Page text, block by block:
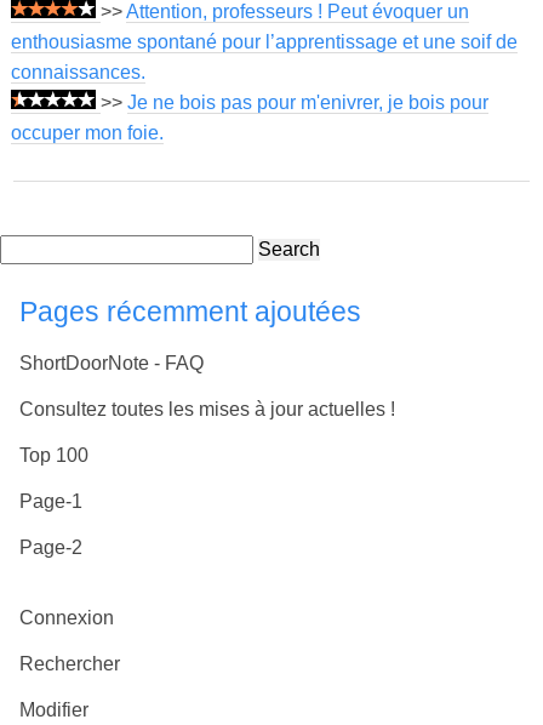
>>Attention, professeurs ! Peut évoquer un
enthousiasme spontané pour l’apprentissage et une soif de
connaissances.
>> Je ne bois pas pour m'enivrer, je bois pour
occuper mon foie.
Search
Pages récemment ajoutées
ShortDoorNote - FAQ
Consultez toutes les mises à jour actuelles !
Top 100
Page-1
Page-2
Connexion
Rechercher
Modifier